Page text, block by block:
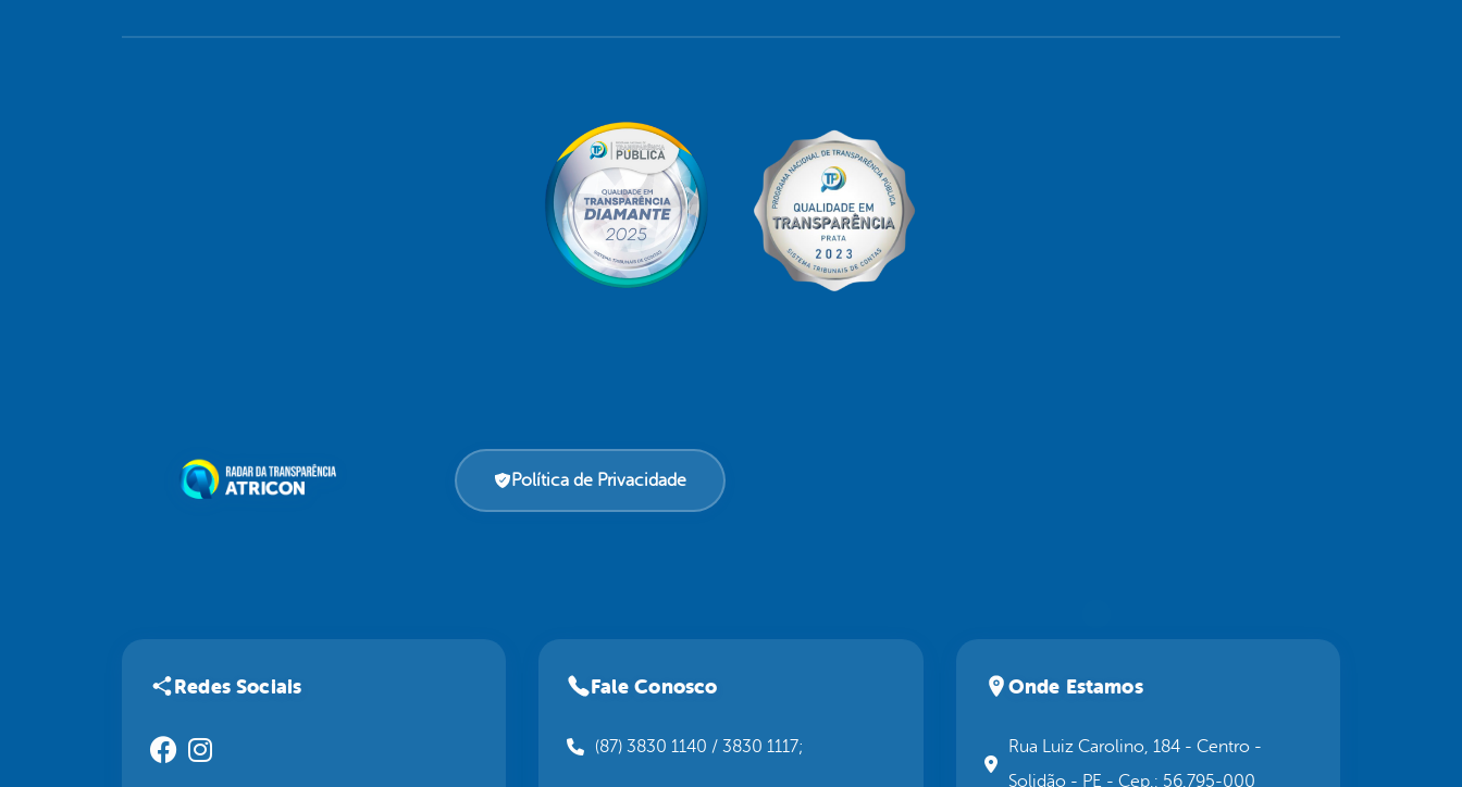
Política de Privacidade
Redes Sociais Fale Conosco
(87) 3830 1140 / 3830 1117;
Onde Estamos
Rua Luiz Carolino, 184 - Centro -
Solidão - PE - Cep.: 56.795-000